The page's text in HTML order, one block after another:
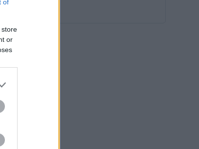
of
store
or